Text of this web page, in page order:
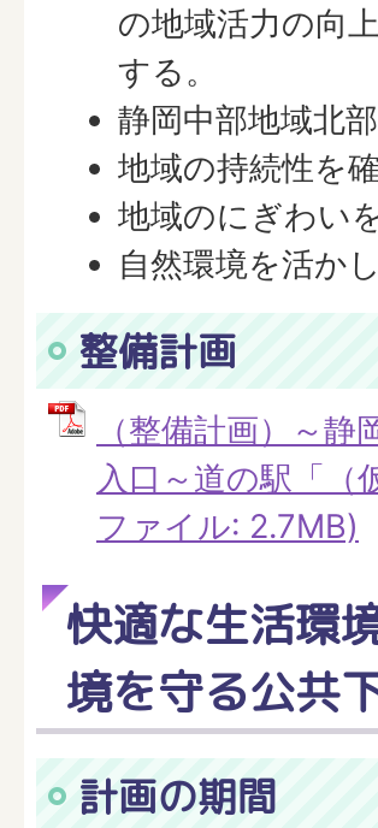
の地域活力の向
する。
静岡中部地域北
地域の持続性を
地域のにぎわい
自然環境を活か
整備計画
（整備計画）～
入口～道の駅「（
ファイル: 2.7MB)
快適な生活環
境を守る公共
計画の期間